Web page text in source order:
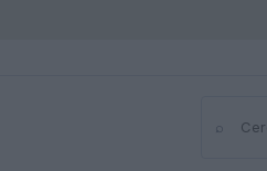
⌕Cerca